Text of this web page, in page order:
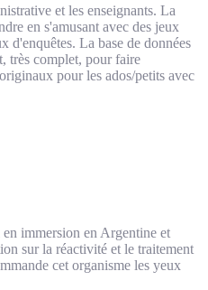
et les enseignants. La
en s'amusant avec des jeux
d'enquêtes. La base de données
très complet, pour faire
pour les ados/petits avec
immersion en Argentine et
sur la réactivité et le traitement
cet organisme les yeux